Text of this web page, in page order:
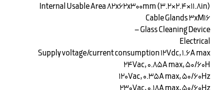
Internal Usable Area ۸۲x62x300mm (3.2×2.4×11.8in)
Cable Glands ۳xM16
Glass Cleaning Device –
Electrical
Supply voltage/current consumption ۱۲Vdc, 1.6A max
۲۴Vac, 0.85A max, 50/60H
۱۲۰Vac, 0.35A max, 50/60Hz